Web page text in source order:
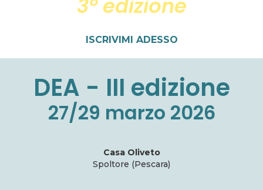
ISCRIVIMI ADESSO
DEA - III edizione
27/29 marzo 2026
Casa Oliveto
Spoltore (Pescara)